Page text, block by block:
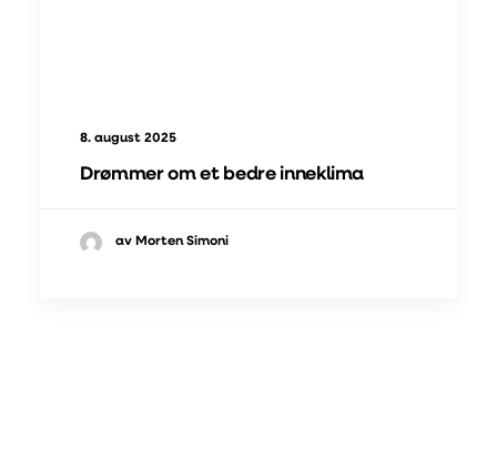
8. august 2025
Drømmer om et bedre inneklima
av Morten Simoni